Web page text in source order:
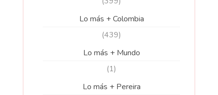
Lo más + Colombia
(439)
Lo más + Mundo
(1)
Lo más + Pereira